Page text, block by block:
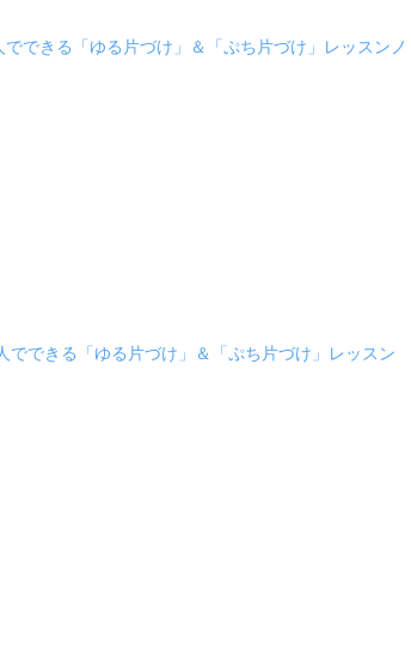
できる「ゆる片づけ」＆「ぷち片づけ」レッスンノ
できる「ゆる片づけ」＆「ぷち片づけ」レッスン